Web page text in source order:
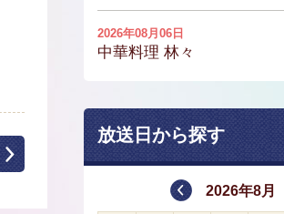
2026年08月06日
中華料理 林々
放送日から探す
2026年8月